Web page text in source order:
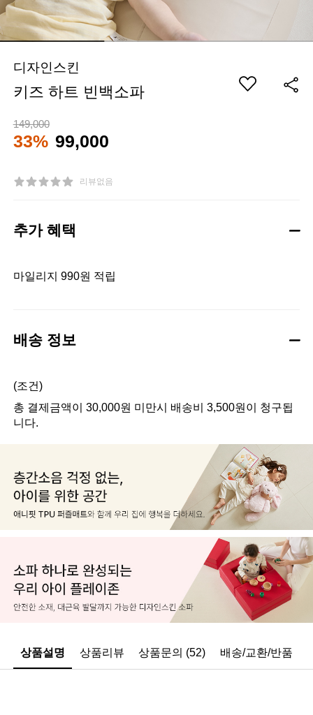
디자인스킨
키즈 하트 빈백소파
149,000
33% 99,000
리뷰없음
추가 혜택
마일리지 990원 적립
배송 정보
(조건)
총 결제금액이 30,000원 미만시 배송비 3,500원이 청구됩
니다.
상품설명 상품리뷰 상품문의 (52) 배송/교환/반품